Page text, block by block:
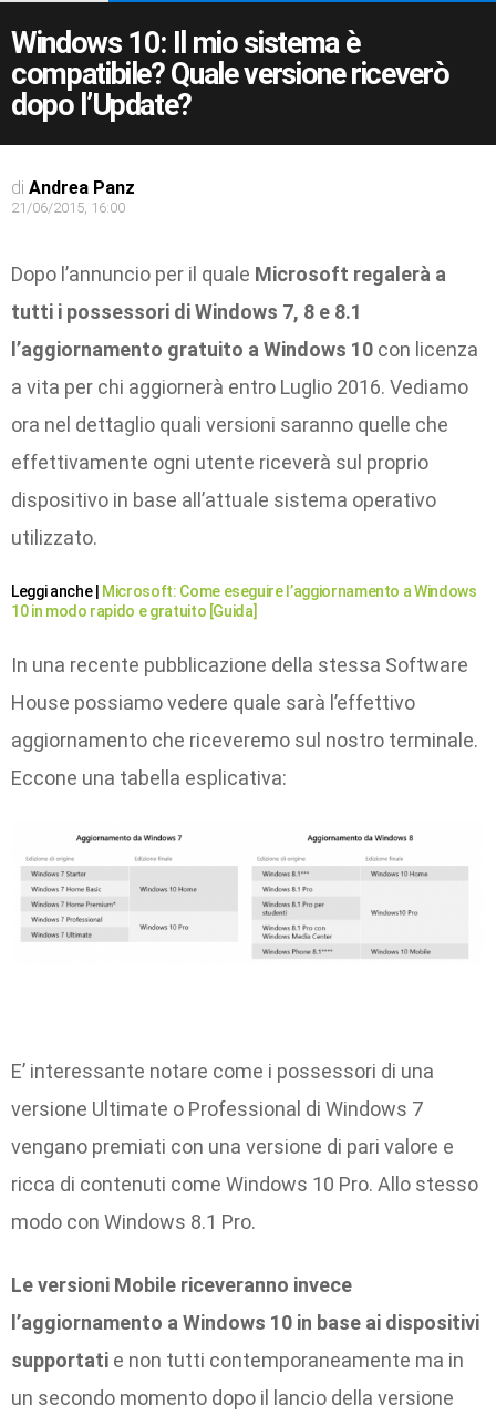
Windows 10: Il mio sistema è
compatibile? Quale versione riceverò
dopo l’Update?
di Andrea Panz
21/06/2015, 16:00
Dopo l’annuncio per il quale Microsoft regalerà a
tutti i possessori di Windows 7, 8 e 8.1
l’aggiornamento gratuito a Windows 10 con licenza
a vita per chi aggiornerà entro Luglio 2016. Vediamo
ora nel dettaglio quali versioni saranno quelle che
effettivamente ogni utente riceverà sul proprio
dispositivo in base all’attuale sistema operativo
utilizzato.
Leggi anche |
Microsoft: Come eseguire l’aggiornamento a Windows
10 in modo rapido e gratuito [Guida]
In una recente pubblicazione della stessa Software
House possiamo vedere quale sarà l’effettivo
aggiornamento che riceveremo sul nostro terminale.
Eccone una tabella esplicativa:
E’ interessante notare come i possessori di una
versione Ultimate o Professional di Windows 7
vengano premiati con una versione di pari valore e
ricca di contenuti come Windows 10 Pro. Allo stesso
modo con Windows 8.1 Pro.
Le versioni Mobile riceveranno invece
l’aggiornamento a Windows 10 in base ai dispositivi
supportati e non tutti contemporaneamente ma in
un secondo momento dopo il lancio della versione